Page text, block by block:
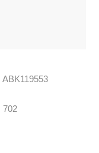
ABK119553
702